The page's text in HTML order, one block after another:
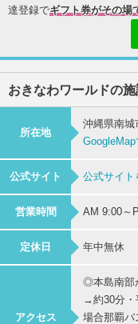
達登録でギフト券がその場
おきなわワールドの
所在地
沖縄県南城
GoogleMap
公式サイト 公式サイト
営業時間 AM 9:00～
定休日 年中無休
アクセス
◎本島南部
→約30分・
場合那覇